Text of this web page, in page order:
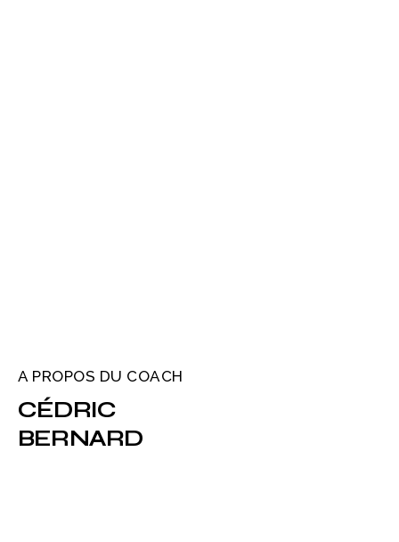
A PROPOS DU COACH
CÉDRIC
BERNARD